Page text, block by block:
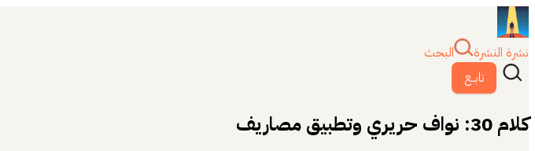
نشرة النشرة
البحث
تابــع
كلام 30: نواف حريري وتطبيق مصاريف